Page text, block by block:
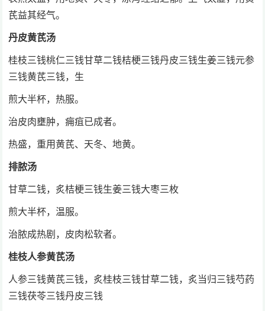
芪益其经气。
丹皮黄芪汤
桂枝三钱桃仁三钱甘草二钱桔梗三钱丹皮三钱生姜三钱元参
三钱黄芪三钱，生
煎大半杯，热服。
治皮肉壅肿，痈疽已成者。
热盛，重用黄芪、天冬、地黄。
排脓汤
甘草二钱，炙桔梗三钱生姜三钱大枣三枚
煎大半杯，温服。
治脓成热剧，皮肉松软者。
桂枝人参黄芪汤
人参三钱黄芪三钱，炙桂枝三钱甘草二钱，炙当归三钱芍药
三钱茯苓三钱丹皮三钱